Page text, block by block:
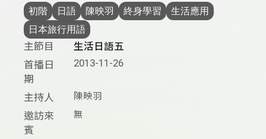
初階 日語 陳映羽 終身學習
生活應用
日本旅行用語
主節目
生活日語五
首播日
期
2013-11-26
主持人 陳映羽
邀訪來
賓
無